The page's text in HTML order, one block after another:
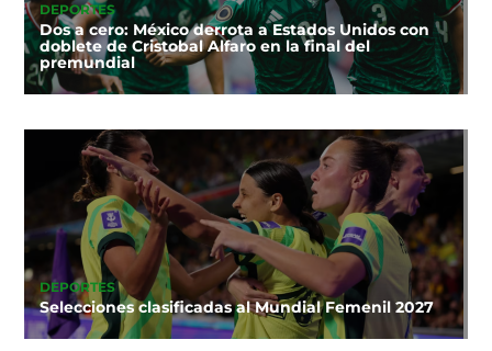
DEPORTES
Dos a cero: México derrota a Estados Unidos con
doblete de Cristobal Alfaro en la final del
premundial
DEPORTES
Selecciones clasificadas al Mundial Femenil 2027